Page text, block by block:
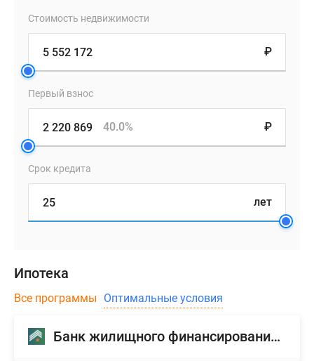
ниши
для
встроенных
шкафов.
Высота
потолков
новостройках
составляет
2.56
метра.
отделкой
застройщика:
выровнены
Стоимость недвижимости
₽
Первый взнос
₽
40.0%
Срок кредита
лет
Ипотека
Все программы Оптимальные условия
Банк жилищного финансирования (БЖФ)